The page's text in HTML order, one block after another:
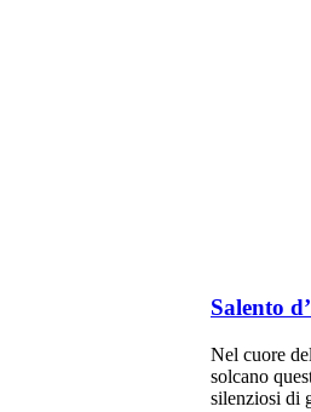
Salento
Nel cuore
solcano
silenziosi di